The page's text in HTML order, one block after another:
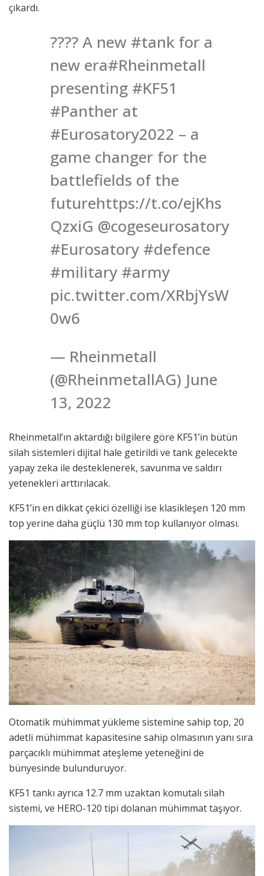
çıkardı.
???? A new #tank for a
new era#Rheinmetall
presenting #KF51
#Panther at
#Eurosatory2022 – a
game changer for the
battlefields of the
futurehttps://t.co/ejKhs
QzxiG @cogeseurosatory
#Eurosatory #defence
#military #army
pic.twitter.com/XRbjYsW
0w6
— Rheinmetall
(@RheinmetallAG) June
13, 2022
Rheinmetall’ın aktardığı bilgilere göre KF51’in bütün
silah sistemleri dijital hale getirildi ve tank gelecekte
yapay zeka ile desteklenerek, savunma ve saldırı
yetenekleri arttırılacak.
KF51’in en dikkat çekici özelliği ise klasikleşen 120 mm
top yerine daha güçlü 130 mm top kullanıyor olması.
Otomatik mühimmat yükleme sistemine sahip top, 20
adetli mühimmat kapasitesine sahip olmasının yanı sıra
parçacıklı mühimmat ateşleme yeteneğini de
bünyesinde bulunduruyor.
KF51 tankı ayrıca 12.7 mm uzaktan komutalı silah
sistemi, ve HERO-120 tipi dolanan mühimmat taşıyor.